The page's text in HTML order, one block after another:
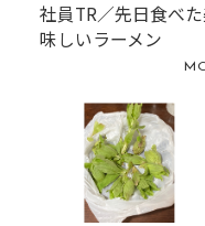
社員TR／先日食べ
味しいラーメン